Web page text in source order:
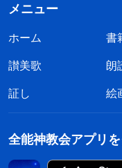
メニュー
ホーム 書
讃美歌
朗
証し
絵
全能神教会アプリ